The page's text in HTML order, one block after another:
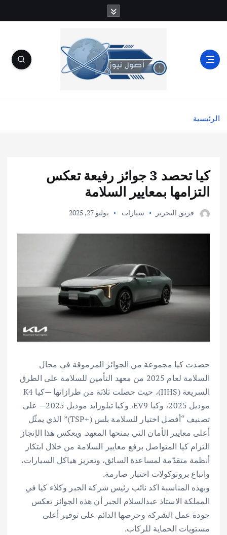
ل
الرئيسية
كيا تحصد 3 جوائز رفيعة تعكس
التزامها بمعايير السلامة
فريق التحرير سيارات يوليو 27, 2025
حصدت كيا مجموعة من الجوائز المرموقة في مجال
السلامة لعام 2025 من معهد التأمين للسلامة على الطرق
السريعة (IIHS)، حيث حصلت ثلاثة من طرازاتها —كيا K4
موديل 2025، وكيا EV9، وكيا تيلورايد موديل 2025— على
تصنيف “أفضل اختيار للسلامة بلس (+TSP)” الذي يمثّل
أعلى معايير الأمان التي يمنحها المعهد. ويعكس هذا الإنجاز
التزام كيا المتواصل برفع معايير السلامة من خلال ابتكار
أنظمة متقدّمة لمساعدة السائق، وتعزيز هياكل السيارات،
واتباع بروتوكولات اختبار صارمة.
وبهذه المناسبة اكد نائب رئيس شركة الجبر وكلاء كيا في
المملكة الاستاذ عبدالسلام الجبر أن هذه الجوائز تعكس
جودة عمل الشركة وحرصها الدائم على توفير أعلى
مستويات الحماية للركاب.